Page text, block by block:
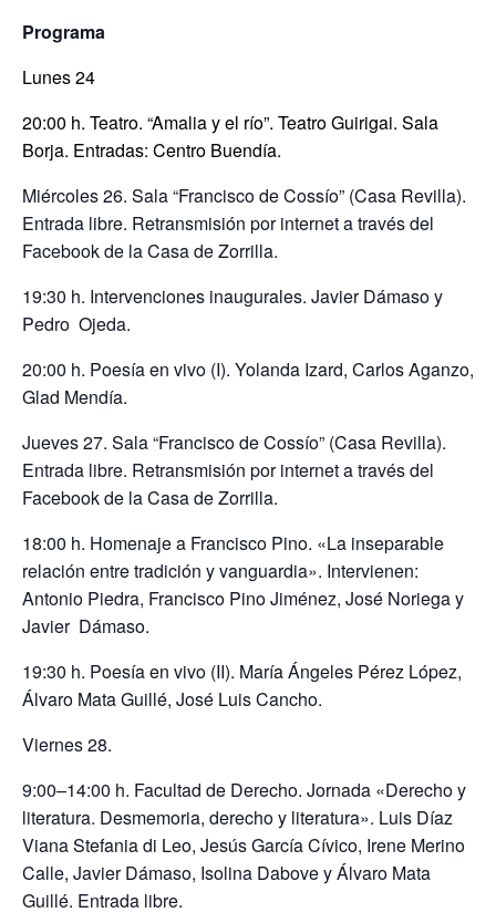
Programa
Lunes 24
20:00 h. Teatro. “Amalia y el río”. Teatro Guirigai. Sala
Borja. Entradas: Centro Buendía.
Miércoles 26. Sala “Francisco de Cossío” (Casa Revilla).
Entrada libre. Retransmisión por internet a través del
Facebook de la Casa de Zorrilla.
19:30 h. Intervenciones inaugurales. Javier Dámaso y
Pedro Ojeda.
20:00 h. Poesía en vivo (I). Yolanda Izard, Carlos Aganzo,
Glad Mendía.
Jueves 27. Sala “Francisco de Cossío” (Casa Revilla).
Entrada libre. Retransmisión por internet a través del
Facebook de la Casa de Zorrilla.
18:00 h. Homenaje a Francisco Pino. «La inseparable
relación entre tradición y vanguardia». Intervienen:
Antonio Piedra, Francisco Pino Jiménez, José Noriega y
Javier Dámaso.
19:30 h. Poesía en vivo (II). María Ángeles Pérez López,
Álvaro Mata Guillé, José Luis Cancho.
Viernes 28.
9:00–14:00 h. Facultad de Derecho. Jornada «Derecho y
literatura. Desmemoria, derecho y literatura». Luis Díaz
Viana Stefania di Leo, Jesús García Cívico, Irene Merino
Calle, Javier Dámaso, Isolina Dabove y Álvaro Mata
Guillé. Entrada libre.